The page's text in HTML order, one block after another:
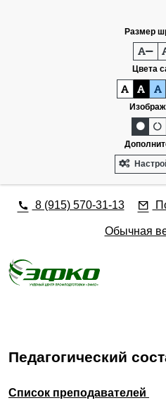
Размер
Цвета
8 (915) 570-31-13
Обычная
Педагогический
Список преподавателей